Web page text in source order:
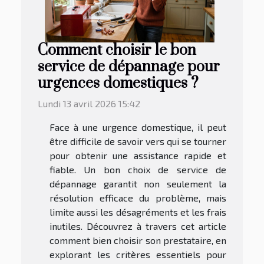
Comment choisir le bon
service de dépannage pour
urgences domestiques ?
Lundi 13 avril 2026 15:42
Face à une urgence domestique, il peut
être difficile de savoir vers qui se tourner
pour obtenir une assistance rapide et
fiable. Un bon choix de service de
dépannage garantit non seulement la
résolution efficace du problème, mais
limite aussi les désagréments et les frais
inutiles. Découvrez à travers cet article
comment bien choisir son prestataire, en
explorant les critères essentiels pour